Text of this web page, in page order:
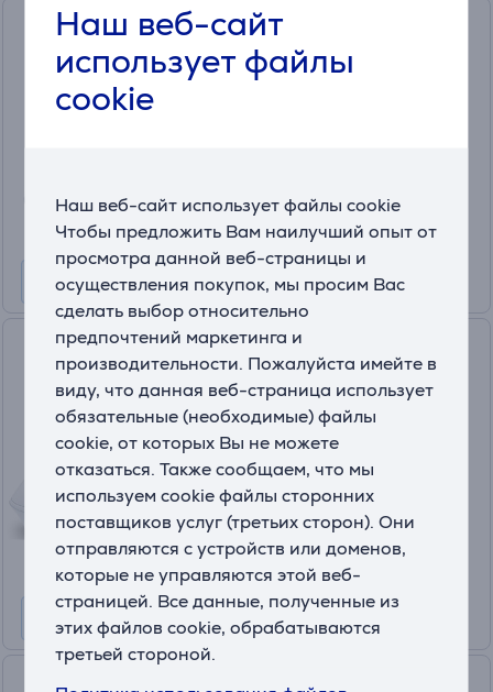
Наш веб-сайт
использует файлы
cookie
Наш веб-сайт использует файлы cookie
Чтобы предложить Вам наилучший опыт от
просмотра данной веб-страницы и
осуществления покупок, мы просим Вас
сделать выбор относительно
предпочтений маркетинга и
производительности. Пожалуйста имейте в
виду, что данная веб-страница использует
обязательные (необходимые) файлы
cookie, от которых Вы не можете
отказаться. Также сообщаем, что мы
используем cookie файлы сторонних
поставщиков услуг (третьих сторон). Они
отправляются с устройств или доменов,
которые не управляются этой веб-
страницей. Все данные, полученные из
этих файлов cookie, обрабатываются
третьей стороной.
Beurer IH58 Kids, белый/
желтый - Детский ингалятор
IH58KIDS
Beurer, белый - Прибор для
заживления кожи после
укусов насекомых
BR60
На складе
Цена для друга:
22.99 €
Обычная цена: 32.99 €
Beurer, IH 16 - Комплект